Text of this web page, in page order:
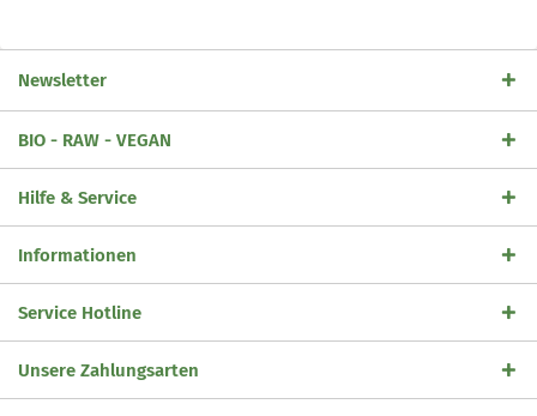
Newsletter
BIO - RAW - VEGAN
Hilfe & Service
Informationen
Service Hotline
Unsere Zahlungsarten